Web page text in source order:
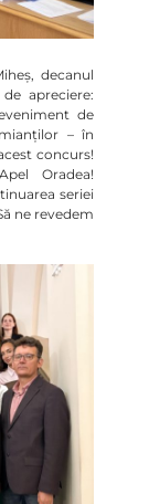
decanul
apreciere:
de
– în
concurs!
Oradea!
seriei
ne revedem